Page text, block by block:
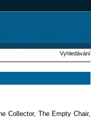
Vyhledávání
Collector, The Empty Chair,